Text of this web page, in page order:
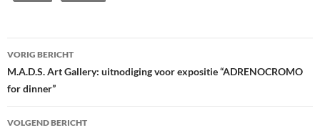
Bericht
navigatie
VORIG BERICHT
M.A.D.S. Art Gallery: uitnodiging voor expositie “ADRENOCROMO
for dinner”
VOLGEND BERICHT